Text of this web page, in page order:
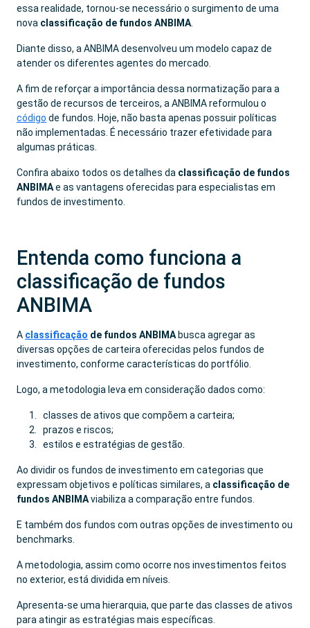
essa realidade, tornou-se necessário o surgimento de uma
nova classificação de fundos ANBIMA
Diante disso, a ANBIMA desenvolveu um modelo capaz de
atender os diferentes agentes do mercado.
A fim de reforçar a importância dessa normatização para a
gestão de recursos de terceiros, a ANBIMA reformulou o
código de fundos. Hoje, não basta apenas possuir políticas
não implementadas. É necessário trazer efetividade para
algumas práticas.
Confira abaixo todos os detalhes da classificação de fundos
ANBIMAe as vantagens oferecidas para especialistas em
fundos de investimento.
Entenda como funciona a
classificação de fundos
ANBIMA
A classificação de fundos ANBIMA busca agregar as
diversas opções de carteira oferecidas pelos fundos de
investimento, conforme características do portfólio.
Logo, a metodologia leva em consideração dados como:
classes de ativos que compõem a carteira;
prazos e riscos;
estilos e estratégias de gestão.
Ao dividir os fundos de investimento em categorias que
expressam objetivos e políticas similares, a classificação de
fundos ANBIMAviabiliza a comparação entre fundos.
E também dos fundos com outras opções de investimento ou
benchmarks.
A metodologia, assim como ocorre nos investimentos feitos
no exterior, está dividida em níveis.
Apresenta-se uma hierarquia, que parte das classes de ativos
para atingir as estratégias mais específicas.